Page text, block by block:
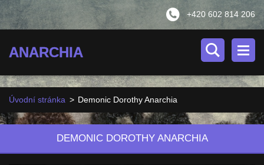
+420 602 814 206
ANARCHIA
Úvodní stránka > Demonic Dorothy Anarchia
DEMONIC DOROTHY ANARCHIA